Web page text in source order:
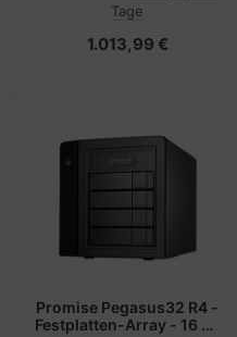
Tage
1.013,99 €
Promise Pegasus32 R4 -
Festplatten-Array - 16 TB